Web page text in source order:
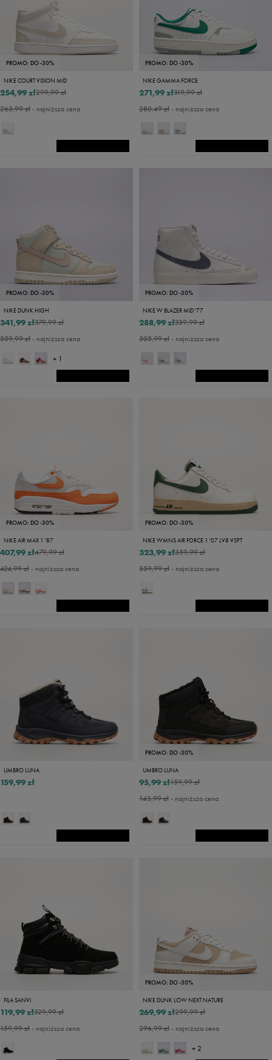
PROMO: DO -30%
NIKE COURT VISION MID
299,99 zł
254,99 zł
263,99 zł- najniższa cena
PROMO: DO -30%
NIKE GAMMA FORCE
319,99 zł
271,99 zł
280,49 zł- najniższa cena
PROMO: DO -30%
NIKE DUNK HIGH
379,99 zł
341,99 zł
359,99 zł- najniższa cena
+ 1
PROMO: DO -30%
NIKE W BLAZER MID '77
339,99 zł
288,99 zł
305,99 zł- najniższa cena
PROMO: DO -30%
NIKE AIR MAX 1 '87
479,99 zł
407,99 zł
424,99 zł- najniższa cena
PROMO: DO -30%
NIKE WMNS AIR FORCE 1 '07 LV8 VSPT
359,99 zł
323,99 zł
359,99 zł- najniższa cena
UMBRO LUNA
159,99 zł
PROMO: DO -30%
UMBRO LUNA
159,99 zł
95,99 zł
143,99 zł- najniższa cena
FILA SANVI
329,99 zł
119,99 zł
159,99 zł- najniższa cena
PROMO: DO -30%
NIKE DUNK LOW NEXT NATURE
299,99 zł
269,99 zł
296,99 zł- najniższa cena
+ 2